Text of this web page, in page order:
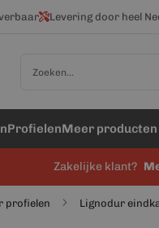
Levering door heel
ProfielenMeer producten
Zakelijke klant?
profielen Lignodur